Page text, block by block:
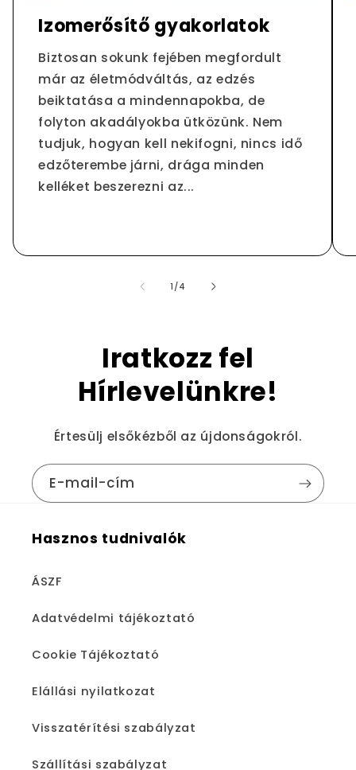
Izomerősítő gyakorlatok
Biztosan sokunk fejében megfordult
már az életmódváltás, az edzés
beiktatása a mindennapokba, de
folyton akadályokba ütközünk. Nem
tudjuk, hogyan kell nekifogni, nincs idő
edzőterembe járni, drága minden
kelléket beszerezni az...
1 //4
Iratkozz fel
Hírlevelünkre!
Értesülj elsőkézből az újdonságokról.
E-mail-cím
Hasznos tudnivalók
ÁSZF
Adatvédelmi tájékoztató
Cookie Tájékoztató
Elállási nyilatkozat
Visszatérítési szabályzat
Szállítási szabályzat